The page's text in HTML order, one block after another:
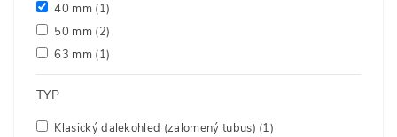
40 mm (1)
50 mm (2)
63 mm (1)
TYP
Klasický dalekohled (zalomený tubus) (1)